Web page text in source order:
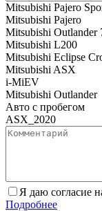
Mitsubishi Pajero
Mitsubishi Pajero
Mitsubishi Outlander
Mitsubishi L200
Mitsubishi Eclipse
Mitsubishi ASX
i-MiEV
Mitsubishi Outlander
Авто с пробегом
ASX_2020
Я даю согласие
Подробнее